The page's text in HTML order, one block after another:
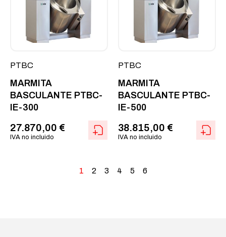
PTBC
MARMITA
BASCULANTE PTBC-
IE-300
27.870,00 €
IVA no incluido
PTBC
MARMITA
BASCULANTE PTBC-
IE-500
38.815,00 €
IVA no incluido
1 2 3 4 5 6